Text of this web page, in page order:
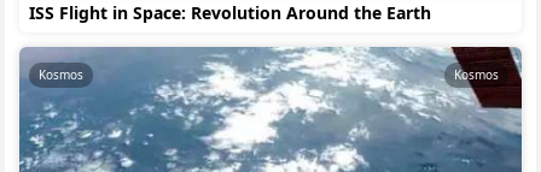
ISS Flight in Space: Revolution Around the Earth
Kosmos Kosmos